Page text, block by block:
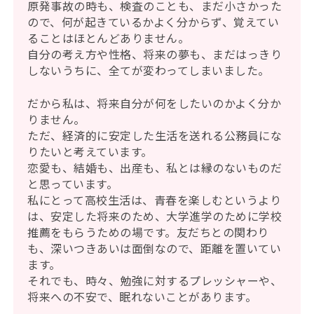
原発事故の時も、検査のことも、まだ小さかった
ので、何が起きているかよく分からず、覚えてい
ることはほとんどありません。
自分の考え方や性格、将来の夢も、まだはっきり
しないうちに、全てが変わってしまいました。
だから私は、将来自分が何をしたいのかよく分か
りません。
ただ、経済的に安定した生活を送れる公務員にな
りたいと考えています。
恋愛も、結婚も、出産も、私とは縁のないものだ
と思っています。
私にとって高校生活は、青春を楽しむというより
は、安定した将来のため、大学進学のために学校
推薦をもらうための場です。友だちとの関わり
も、深いつきあいは面倒なので、距離を置いてい
ます。
それでも、時々、勉強に対するプレッシャーや、
将来への不安で、眠れないことがあります。